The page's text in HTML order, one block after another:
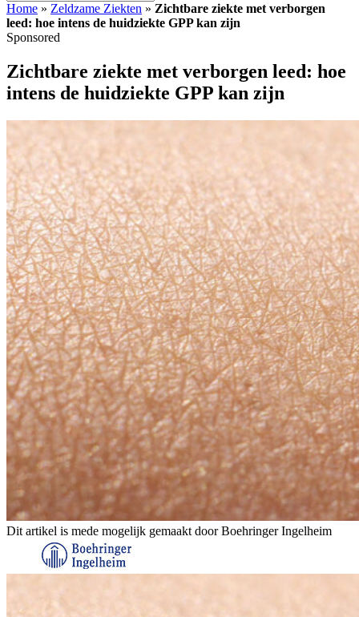
Home » Zeldzame Ziekten » Zichtbare ziekte met verborgen
leed: hoe intens de huidziekte GPP kan zijn
Sponsored
Zichtbare ziekte met verborgen leed: hoe
intens de huidziekte GPP kan zijn
Dit artikel is mede mogelijk gemaakt door Boehringer Ingelheim